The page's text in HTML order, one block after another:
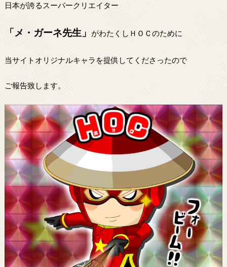
日本が誇るスーパークリエイター
「メ・ガーネ先生」 がわたくしＨＯＣのために
当サイトオリジナルキャラを提供してくださったので
ご報告致します。